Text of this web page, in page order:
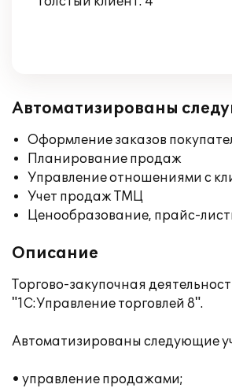
Автоматизированы
Оформление заказов
Планирование продаж
Управление отношениями с
Учет продаж ТМЦ
Ценообразование, прайс-
Описание
Торгово-закупочная
"1С:Управление торговлей 8".
Автоматизированы следующие
• управление продажами;